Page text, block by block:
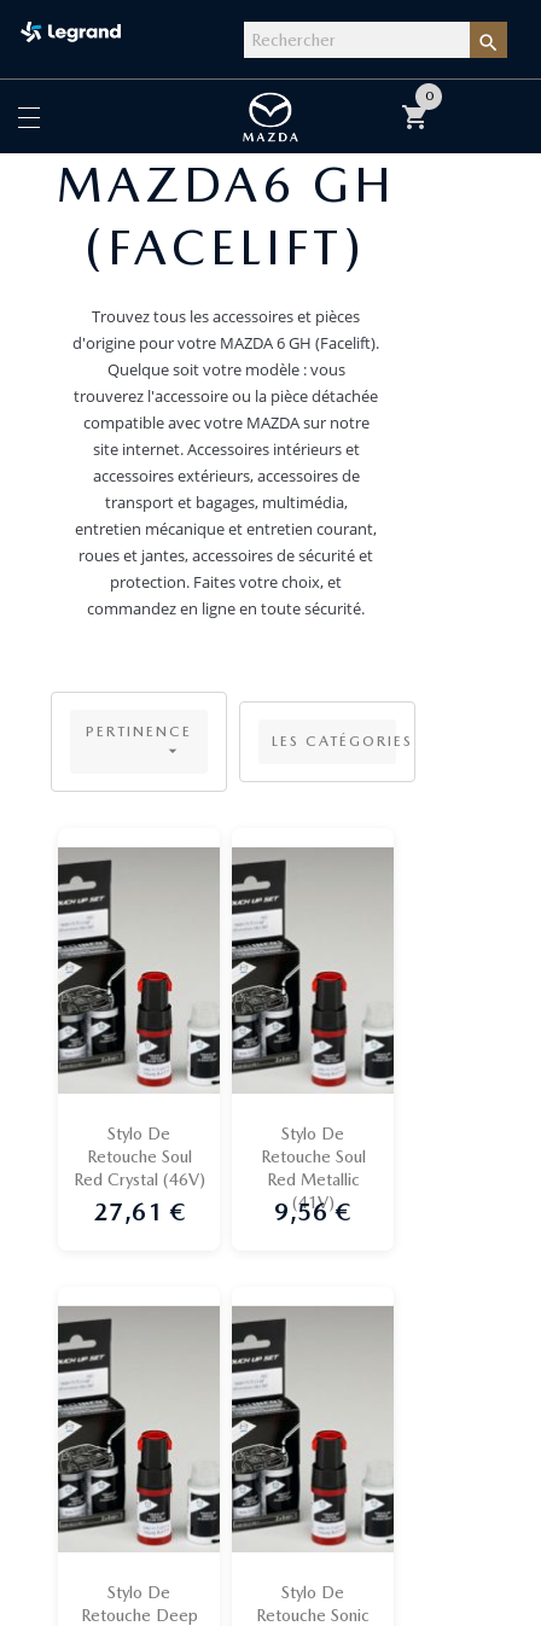

shopping_cart
0
MAZDA6 GH
(FACELIFT)
Trouvez tous les accessoires et pièces
d'origine pour votre MAZDA 6 GH (Facelift).
Quelque soit votre modèle : vous
trouverez l'accessoire ou la pièce détachée
compatible avec votre MAZDA sur notre
site internet. Accessoires intérieurs et
accessoires extérieurs, accessoires de
transport et bagages, multimédia,
entretien mécanique et entretien courant,
roues et jantes, accessoires de sécurité et
protection. Faites votre choix, et
commandez en ligne en toute sécurité.
PERTINENCE
 LES CATÉGORIES
Stylo De
Retouche Soul
Red Crystal (46V)
Prix
27,61 €
Stylo De
Retouche Soul
Red Metallic
(41V)
Prix
9,56 €
Stylo De
Retouche Deep
Stylo De
Retouche Sonic